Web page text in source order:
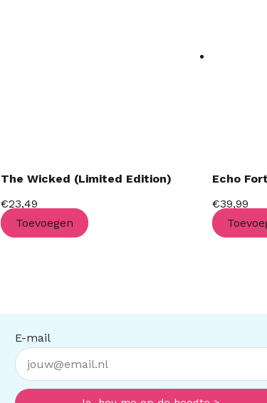
The Wicked (Limited Edition)
€23,49
Toevoegen
Echo Fort
€39,99
E-mail